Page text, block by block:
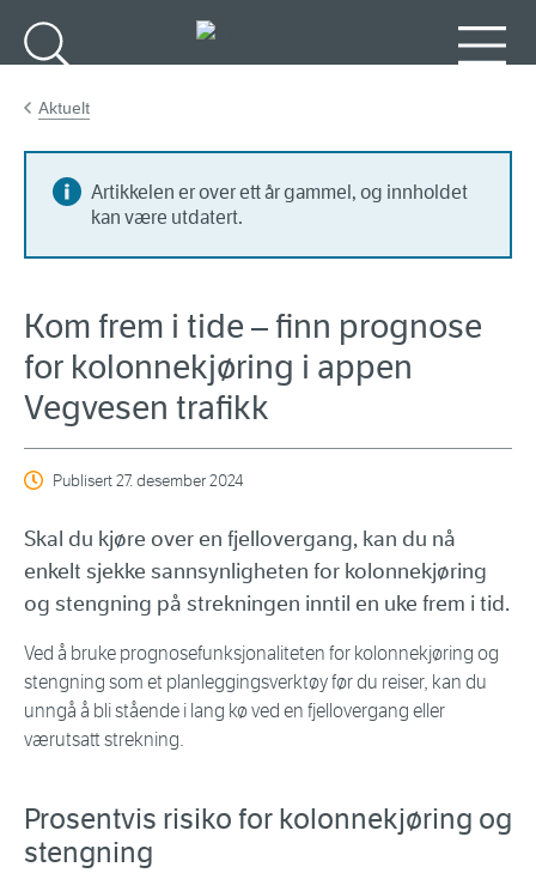
Aktuelt
Artikkelen er over ett år gammel, og innholdet
kan være utdatert.
Kom frem i tide – finn prognose
for kolonnekjøring i appen
Vegvesen trafikk
Publisert27. desember 2024
Skal du kjøre over en fjellovergang, kan du nå
enkelt sjekke sannsynligheten for kolonnekjøring
og stengning på strekningen inntil en uke frem i tid.
Ved å bruke prognosefunksjonaliteten for kolonnekjøring og
stengning som et planleggingsverktøy før du reiser, kan du
unngå å bli stående i lang kø ved en fjellovergang eller
værutsatt strekning.
Prosentvis risiko for kolonnekjøring og
stengning